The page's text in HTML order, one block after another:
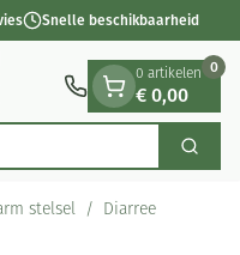
Snelle beschikbaarheid
Zoek
0 artikelen
€ 0,00
0
stelsel / Diarree